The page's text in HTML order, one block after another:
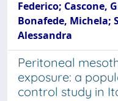
Federico; Cascone,
Bonafede, Michela;
Alessandra
Peritoneal
exposure: a
control study in